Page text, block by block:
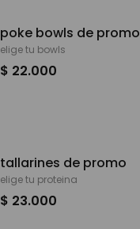
poke bowls de promo
elige tu bowls
$ 22.000
tallarines de promo
elige tu proteina
$ 23.000